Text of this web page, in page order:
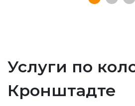
Услуги по
Кронштадте